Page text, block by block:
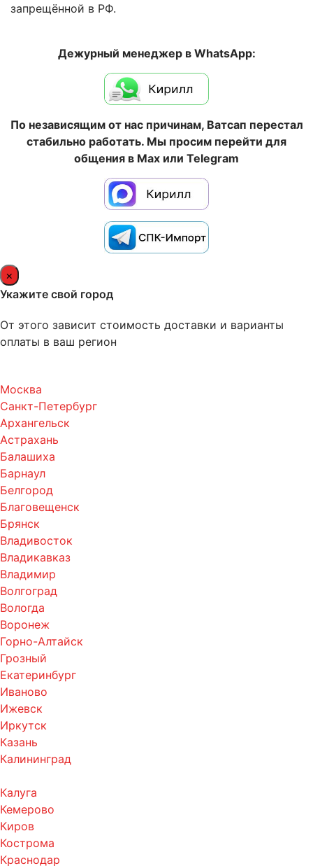
запрещённой в РФ.
Дежурный менеджер в WhatsApp:
По независящим от нас причинам, Ватсап перестал
стабильно работать. Мы просим перейти для
общения в Max или Telegram
×
Укажите свой город
От этого зависит стоимость доставки и варианты
оплаты в ваш регион
Москва
Санкт-Петербург
Архангельск
Астрахань
Балашиха
Барнаул
Белгород
Благовещенск
Брянск
Владивосток
Владикавказ
Владимир
Волгоград
Вологда
Воронеж
Горно-Алтайск
Грозный
Екатеринбург
Иваново
Ижевск
Иркутск
Казань
Калининград
Калуга
Кемерово
Киров
Кострома
Краснодар